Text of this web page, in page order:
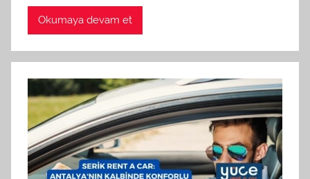
a
ı
n
d
n
Okumaya devam et